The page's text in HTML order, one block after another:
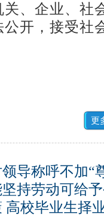
、企业、社
开，接受社
更
导称呼不加“
持劳动可给
高校毕业生择